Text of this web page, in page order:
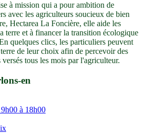
à mission qui a pour ambition de
avec les agriculteurs soucieux de bien
Hectarea La Foncière, elle aide les
terre et à financer la transition écologique
quelques clics, les particuliers peuvent
de leur choix afin de percevoir des
tous les mois par l'agriculteur.
en
à 18h00